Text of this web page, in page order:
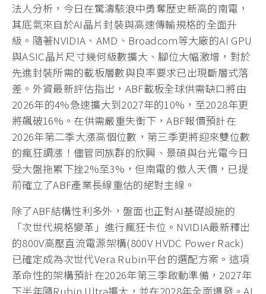
法人分析，今日在驚濤駭浪中勇奪歷史新高的南電，
其底氣來自於AI晶片封裝與高速傳輸規格的全面升
級。隨著NVIDIA、AMD、Broadcom等大廠的AI GPU
與ASIC晶片尺寸幾何級數擴大、腳位大幅激增，對於
先進封裝所需的載板層數與良率要求已出現斷層式落
差。外資最新評估指出，ABF載板全球供需缺口將由
2026年的4%急速擴大到2027年的10%，至2028年更
將飆破16%。在供需嚴重失衡下，ABF報價預計在
2026年第二季大漲高個位數，第三季更將迎來雙位數
的瘋狂調漲！儘管同族群的欣興、景碩與台光電今日
受大盤拖累下挫2%至3%，但南電的傲人天價，已提
前確立了ABF產業長線重估的絕對主線。
除了ABF結構性利多外，盤面也正對AI基礎設施的
「次世代規格變革」進行瘋狂卡位。NVIDIA最新釋出
的800V高壓直流電源架構(800V HVDC Power Rack)
已確定成為次世代Vera Rubin平台的選配方案。這項
革命性的架構預計在2026年第三季啟動準備，2027年
下半年隨Rubin Ultra擴大，並在2028年全面爆發。AI